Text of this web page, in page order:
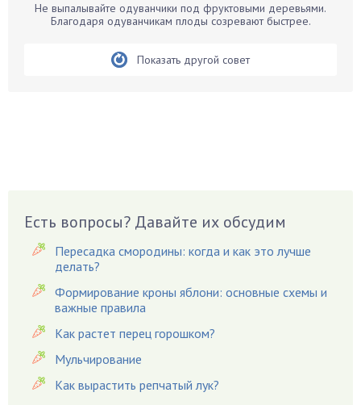
Бархатцы
Вазоны
Вешенки
Виноград
Вишня
Вредители
Гардения
Гацания
Гвоздики
Не выпалывайте одуванчики под фруктовыми деревьями.
Благодаря одуванчикам плоды созревают быстрее.
Показать другой совет
Есть вопросы? Давайте их обсудим
Пересадка смородины: когда и как это лучше
делать?
Формирование кроны яблони: основные схемы и
важные правила
Как растет перец горошком?
Мульчирование
Как вырастить репчатый лук?